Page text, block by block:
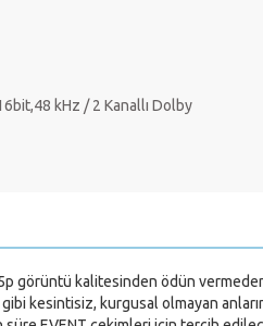
kHz / 2 Kanallı Dolby
görüntü kalitesinden ödün
kesintisiz, kurgusal olmayan anların